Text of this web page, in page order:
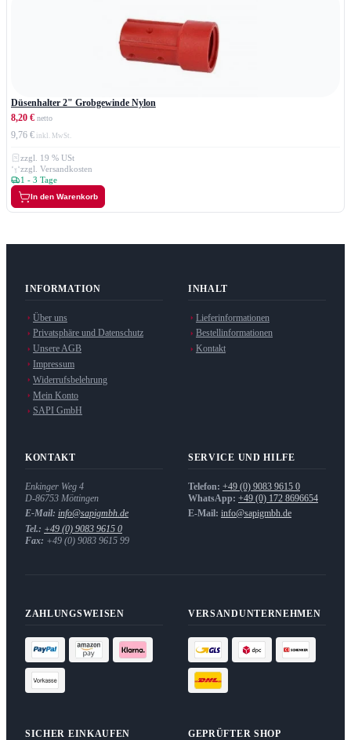
Düsenhalter 2" Grobgewinde Nylon
9,76 €
8,20 €
zzgl. 19 % USt
zzgl. Versandkosten
1 - 3 Tage
In den Warenkorb
INFORMATION
Über uns
Privatsphäre und Datenschutz
Unsere AGB
Impressum
Widerrufsbelehrung
Mein Konto
SAPI GmbH
INHALT
Lieferinformationen
Bestellinformationen
Kontakt
KONTAKT
Enkinger Weg 4
D-86753 Möttingen
E-Mail: info@sapigmbh.de
Tel.: +49 (0) 9083 9615 0
Fax: +49 (0) 9083 9615 99
SERVICE UND HILFE
Telefon: +49 (0) 9083 9615 0
WhatsApp: +49 (0) 172 8696654
E-Mail: info@sapigmbh.de
ZAHLUNGSWEISEN VERSANDUNTERNEHMEN
SICHER EINKAUFEN GEPRÜFTER SHOP